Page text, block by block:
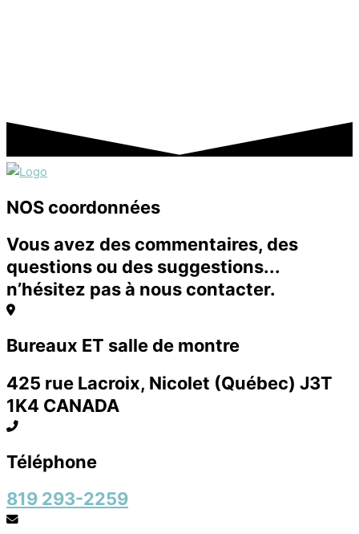
NOS coordonnées
Vous avez des commentaires, des
questions ou des suggestions...
n’hésitez pas à nous contacter.
Bureaux ET salle de montre
425 rue Lacroix, Nicolet (Québec) J3T
1K4 CANADA
Téléphone
819 293-2259